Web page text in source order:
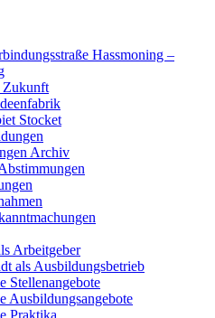
Hassmoning –
Zukunft
Stocket
Archiv
Arbeitgeber
als Ausbildungsbetrieb
Stellenangebote
Ausbildungsangebote
Praktika